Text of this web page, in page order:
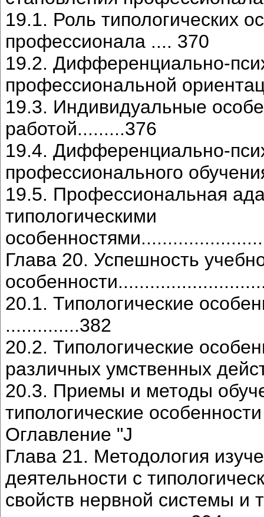
19.1. Роль типологических
профессионала .... 370
19.2. Дифференциально-
профессиональной
19.3. Индивидуальные
работой.........376
19.4. Дифференциально-
профессионального
19.5. Профессиональная
типологическими
Глава 20. Успешность
20.1. Типологические
..............382
20.2. Типологические
различных умственных
20.3. Приемы и методы
типологические
Оглавление "J
Глава 21. Методология
деятельности с
свойств нервной системы и